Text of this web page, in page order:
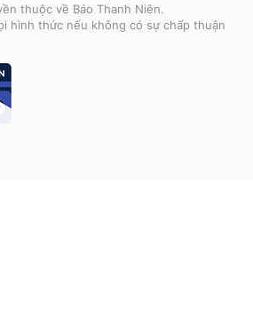
thuộc về Báo Thanh Niên.
hình thức nếu không có sự chấp thuận